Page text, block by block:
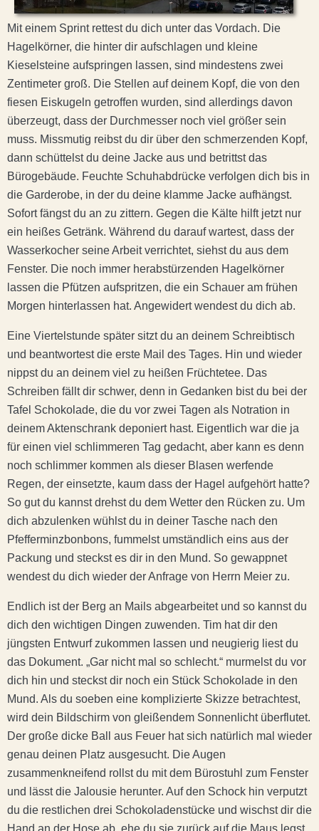
Mit einem Sprint rettest du dich unter das Vordach. Die
Hagelkörner, die hinter dir aufschlagen und kleine
Kieselsteine aufspringen lassen, sind mindestens zwei
Zentimeter groß. Die Stellen auf deinem Kopf, die von den
fiesen Eiskugeln getroffen wurden, sind allerdings davon
überzeugt, dass der Durchmesser noch viel größer sein
muss. Missmutig reibst du dir über den schmerzenden Kopf,
dann schüttelst du deine Jacke aus und betrittst das
Bürogebäude. Feuchte Schuhabdrücke verfolgen dich bis in
die Garderobe, in der du deine klamme Jacke aufhängst.
Sofort fängst du an zu zittern. Gegen die Kälte hilft jetzt nur
ein heißes Getränk. Während du darauf wartest, dass der
Wasserkocher seine Arbeit verrichtet, siehst du aus dem
Fenster. Die noch immer herabstürzenden Hagelkörner
lassen die Pfützen aufspritzen, die ein Schauer am frühen
Morgen hinterlassen hat. Angewidert wendest du dich ab.
Eine Viertelstunde später sitzt du an deinem Schreibtisch
und beantwortest die erste Mail des Tages. Hin und wieder
nippst du an deinem viel zu heißen Früchtetee. Das
Schreiben fällt dir schwer, denn in Gedanken bist du bei der
Tafel Schokolade, die du vor zwei Tagen als Notration in
deinem Aktenschrank deponiert hast. Eigentlich war die ja
für einen viel schlimmeren Tag gedacht, aber kann es denn
noch schlimmer kommen als dieser Blasen werfende
Regen, der einsetzte, kaum dass der Hagel aufgehört hatte?
So gut du kannst drehst du dem Wetter den Rücken zu. Um
dich abzulenken wühlst du in deiner Tasche nach den
Pfefferminzbonbons, fummelst umständlich eins aus der
Packung und steckst es dir in den Mund. So gewappnet
wendest du dich wieder der Anfrage von Herrn Meier zu.
Endlich ist der Berg an Mails abgearbeitet und so kannst du
dich den wichtigen Dingen zuwenden. Tim hat dir den
jüngsten Entwurf zukommen lassen und neugierig liest du
das Dokument. „Gar nicht mal so schlecht.“ murmelst du vor
dich hin und steckst dir noch ein Stück Schokolade in den
Mund. Als du soeben eine komplizierte Skizze betrachtest,
wird dein Bildschirm von gleißendem Sonnenlicht überflutet.
Der große dicke Ball aus Feuer hat sich natürlich mal wieder
genau deinen Platz ausgesucht. Die Augen
zusammenkneifend rollst du mit dem Bürostuhl zum Fenster
und lässt die Jalousie herunter. Auf den Schock hin verputzt
du die restlichen drei Schokoladenstücke und wischst dir die
Hand an der Hose ab, ehe du sie zurück auf die Maus legst.